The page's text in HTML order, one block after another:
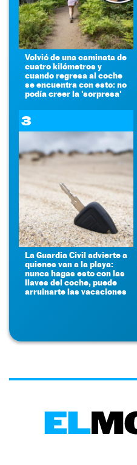
Volvió de una caminata de
cuatro kilómetros y
cuando regresa al coche
se encuentra con esto: no
podía creer la 'sorpresa'
3
La Guardia Civil advierte a
quienes van a la playa:
nunca hagas esto con las
llaves del coche, puede
arruinarte las vacaciones